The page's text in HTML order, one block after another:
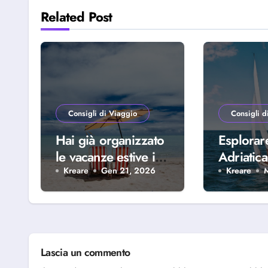
Related Post
Consigli di Viaggio
Hai già organizzato
le vacanze estive in
famiglia? Scopri
perché scegliere
Alba Adriatica
Kreare Gen 21, 2026
Consigli
della
Kreare
Lascia un commento